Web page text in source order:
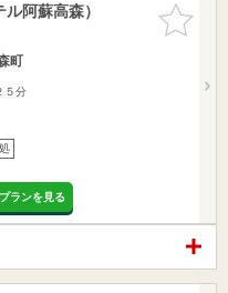
お気に入
りに追加
阿蘇高森）
町
５分
ランを見る